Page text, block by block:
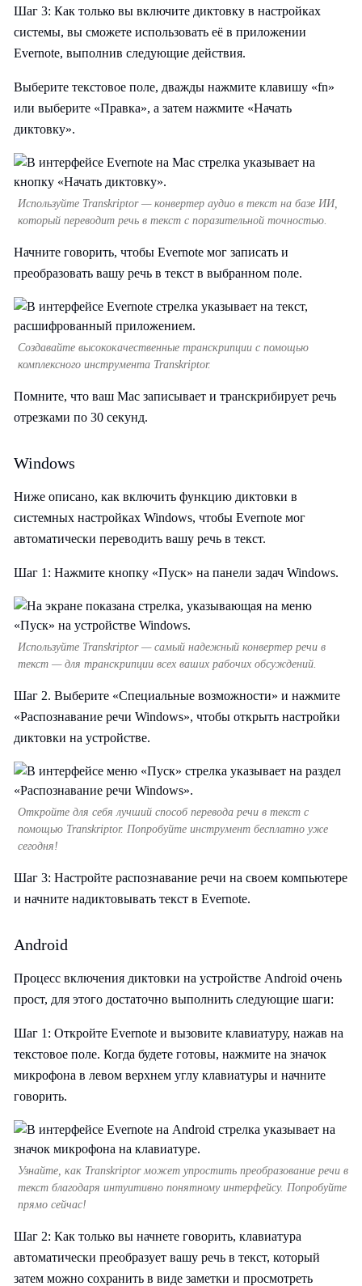
Шаг 3: Как только вы включите диктовку в настройках
системы, вы сможете использовать её в приложении
Evernote, выполнив следующие действия.
Выберите текстовое поле, дважды нажмите клавишу «fn»
или выберите «Правка», а затем нажмите «Начать
диктовку».
Используйте Transkriptor — конвертер аудио в текст на базе ИИ,
который переводит речь в текст с поразительной точностью.
Начните говорить, чтобы Evernote мог записать и
преобразовать вашу речь в текст в выбранном поле.
Создавайте высококачественные транскрипции с помощью
комплексного инструмента Transkriptor.
Помните, что ваш Mac записывает и транскрибирует речь
отрезками по 30 секунд.
Windows
Ниже описано, как включить функцию диктовки в
системных настройках Windows, чтобы Evernote мог
автоматически переводить вашу речь в текст.
Шаг 1: Нажмите кнопку «Пуск» на панели задач Windows.
Используйте Transkriptor — самый надежный конвертер речи в
текст — для транскрипции всех ваших рабочих обсуждений.
Шаг 2. Выберите «Специальные возможности» и нажмите
«Распознавание речи Windows», чтобы открыть настройки
диктовки на устройстве.
Откройте для себя лучший способ перевода речи в текст с
помощью Transkriptor. Попробуйте инструмент бесплатно уже
сегодня!
Шаг 3: Настройте распознавание речи на своем компьютере
и начните надиктовывать текст в Evernote.
Android
Процесс включения диктовки на устройстве Android очень
прост, для этого достаточно выполнить следующие шаги:
Шаг 1: Откройте Evernote и вызовите клавиатуру, нажав на
текстовое поле. Когда будете готовы, нажмите на значок
микрофона в левом верхнем углу клавиатуры и начните
говорить.
Узнайте, как Transkriptor может упростить преобразование речи в
текст благодаря интуитивно понятному интерфейсу. Попробуйте
прямо сейчас!
Шаг 2: Как только вы начнете говорить, клавиатура
автоматически преобразует вашу речь в текст, который
затем можно сохранить в виде заметки и просмотреть